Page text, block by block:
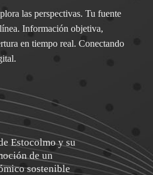
las perspectivas. Tu fuente
Información objetiva,
en tiempo real. Conectando
Estocolmo y su
de un
sostenible